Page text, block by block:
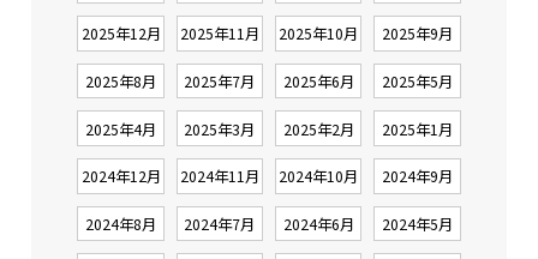
2025年12月 2025年11月 2025年10月 2025年9月
2025年8月 2025年7月 2025年6月 2025年5月
2025年4月 2025年3月 2025年2月 2025年1月
2024年12月 2024年11月 2024年10月 2024年9月
2024年8月 2024年7月 2024年6月 2024年5月